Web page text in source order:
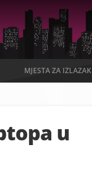
MJESTA ZA IZLAZAK
u